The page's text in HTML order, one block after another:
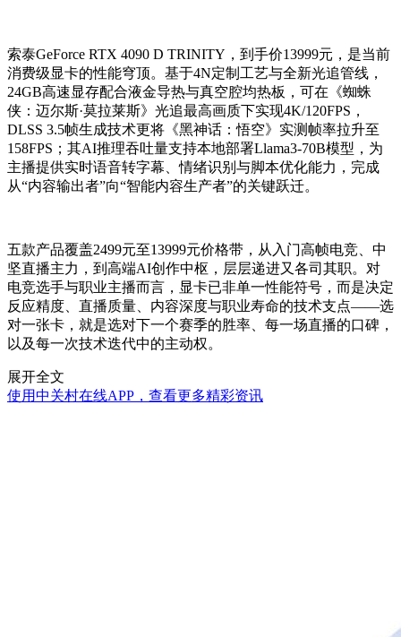
索泰GeForce RTX 4090 D TRINITY，到手价13999元，是当前
消费级显卡的性能穹顶。基于4N定制工艺与全新光追管线，
24GB高速显存配合液金导热与真空腔均热板，可在《蜘蛛
侠：迈尔斯·莫拉莱斯》光追最高画质下实现4K/120FPS，
DLSS 3.5帧生成技术更将《黑神话：悟空》实测帧率拉升至
158FPS；其AI推理吞吐量支持本地部署Llama3-70B模型，为
主播提供实时语音转字幕、情绪识别与脚本优化能力，完成
从“内容输出者”向“智能内容生产者”的关键跃迁。
五款产品覆盖2499元至13999元价格带，从入门高帧电竞、中
坚直播主力，到高端AI创作中枢，层层递进又各司其职。对
电竞选手与职业主播而言，显卡已非单一性能符号，而是决定
反应精度、直播质量、内容深度与职业寿命的技术支点——选
对一张卡，就是选对下一个赛季的胜率、每一场直播的口碑，
以及每一次技术迭代中的主动权。
展开全文
使用中关村在线APP，查看更多精彩资讯